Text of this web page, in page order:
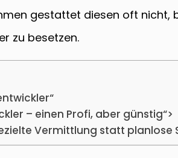
gestattet diesen oft
zu besetzen.
– einen Profi, aber günstig“>
Vermittlung statt planlose